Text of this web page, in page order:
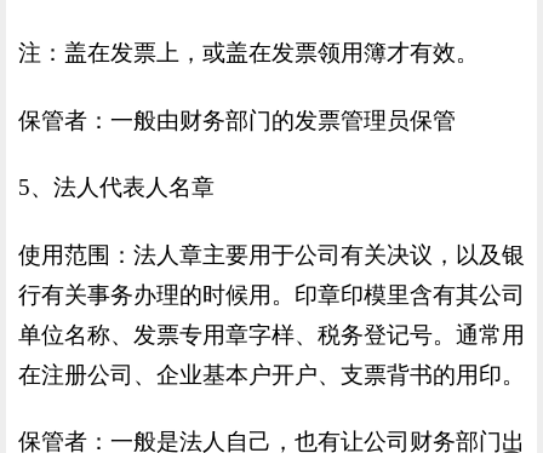
注：盖在发票上，或盖在发票领用簿才有效。
保管者：一般由财务部门的发票管理员保管
5、法人代表人名章
使用范围：法人章主要用于公司有关决议，以及银
行有关事务办理的时候用。印章印模里含有其公司
单位名称、发票专用章字样、税务登记号。通常用
在注册公司、企业基本户开户、支票背书的用印。
保管者：一般是法人自己，也有让公司财务部门出